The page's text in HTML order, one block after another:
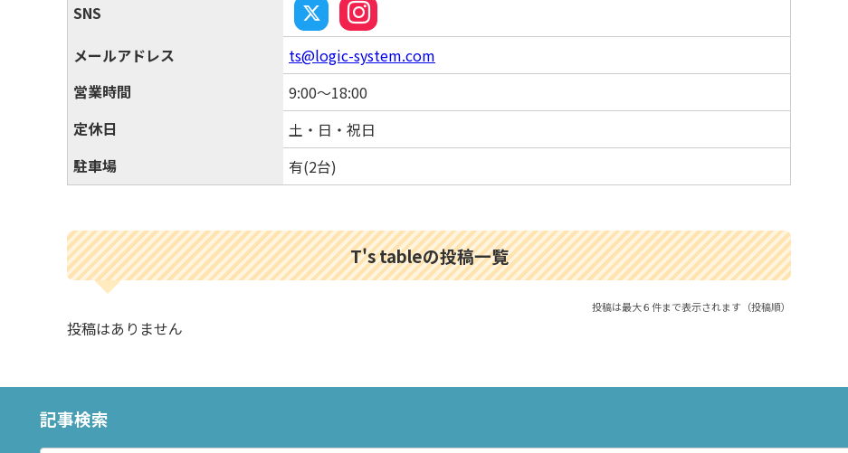
SNS
メールアドレス
ts@logic-system.com
営業時間
9:00～18:00
定休日
土・日・祝日
駐車場
有(2台)
T's tableの投稿一覧
投稿は最大６件まで表示されます（投稿順）
投稿はありません
記事検索